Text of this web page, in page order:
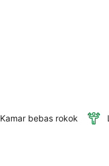
Kamar bebas rokok